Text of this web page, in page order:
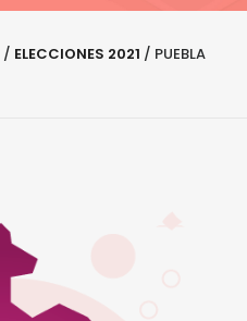
/ ELECCIONES 2021 / PUEBLA